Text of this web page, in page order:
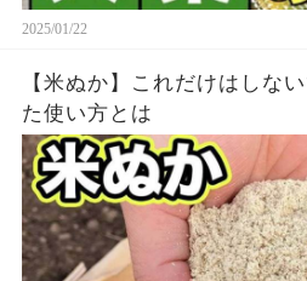
2025/01/22
【米ぬか】これだけはしな
た使い方とは